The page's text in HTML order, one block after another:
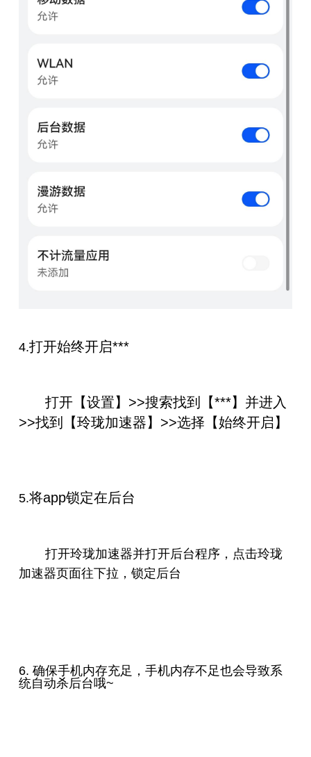
4.打开始终开启***
打开【设置】>>搜索找到【***】并进入
>>找到【玲珑加速器】>>选择【始终开启】
5.将app锁定在后台
打开玲珑加速器并打开后台程序，点击玲珑
加速器页面往下拉，锁定后台
6. 确保手机内存充足，手机内存不足也会导致系
统自动杀后台哦~